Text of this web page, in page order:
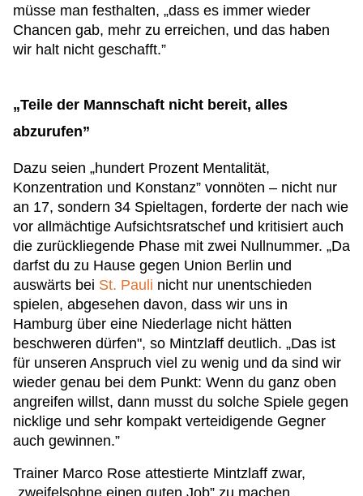
müsse man festhalten, „dass es immer wieder
Chancen gab, mehr zu erreichen, und das haben
wir halt nicht geschafft.”
„Teile der Mannschaft nicht bereit, alles
abzurufen”
Dazu seien „hundert Prozent Mentalität,
Konzentration und Konstanz” vonnöten – nicht nur
an 17, sondern 34 Spieltagen, forderte der nach wie
vor allmächtige Aufsichtsratschef und kritisiert auch
die zurückliegende Phase mit zwei Nullnummer. „Da
darfst du zu Hause gegen Union Berlin und
auswärts bei St. Pauli nicht nur unentschieden
spielen, abgesehen davon, dass wir uns in
Hamburg über eine Niederlage nicht hätten
beschweren dürfen", so Mintzlaff deutlich. „Das ist
für unseren Anspruch viel zu wenig und da sind wir
wieder genau bei dem Punkt: Wenn du ganz oben
angreifen willst, dann musst du solche Spiele gegen
nicklige und sehr kompakt verteidigende Gegner
auch gewinnen.”
Trainer Marco Rose attestierte Mintzlaff zwar,
„zweifelsohne einen guten Job” zu machen,